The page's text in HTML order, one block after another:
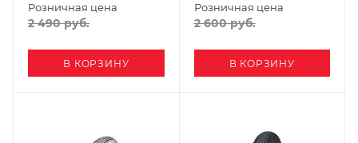
Розничная цена
2 490руб.
В КОРЗИНУ
Розничная цена
2 600руб.
В КОРЗИНУ